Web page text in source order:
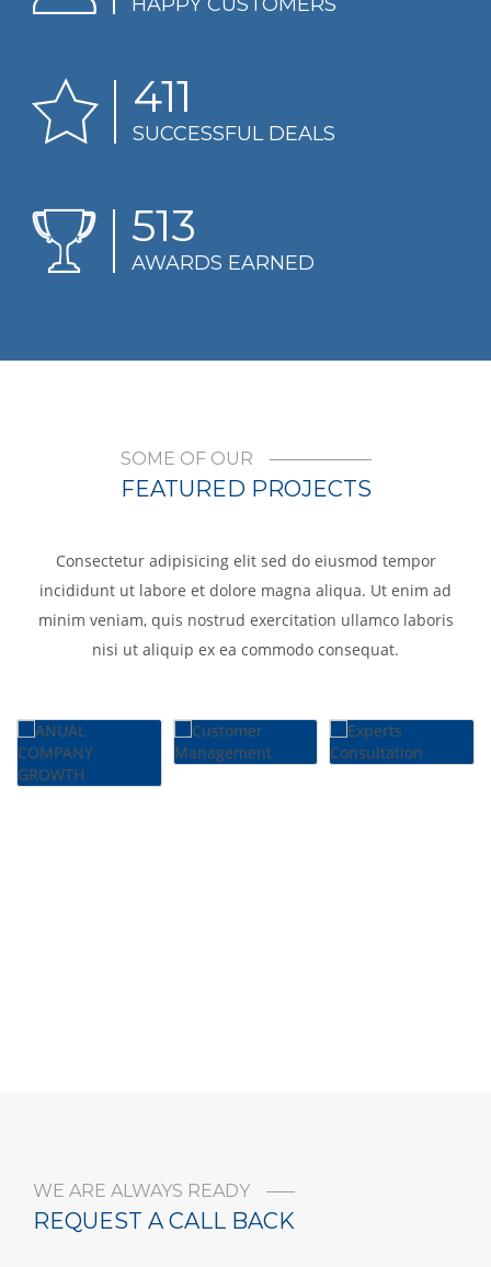
490
SUCCESSFUL DEALS
612
AWARDS EARNED
SOME OF OUR
FEATURED PROJECTS
Consectetur adipisicing elit sed do eiusmod tempor
incididunt ut labore et dolore magna aliqua. Ut enim ad
minim veniam, quis nostrud exercitation ullamco laboris
nisi ut aliquip ex ea commodo consequat.
WE ARE ALWAYS READY
REQUEST A CALL BACK